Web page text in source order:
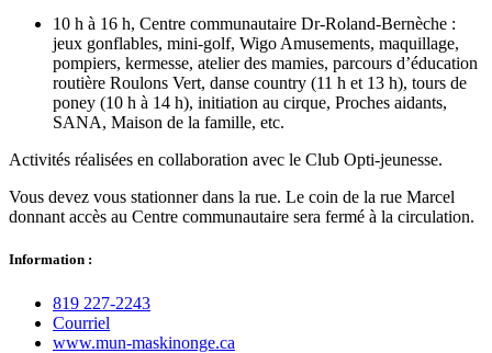
10 h à 16 h, Centre communautaire Dr-Roland-Bernèche :
jeux gonflables, mini-golf, Wigo Amusements, maquillage,
pompiers, kermesse, atelier des mamies, parcours d’éducation
routière Roulons Vert, danse country (11 h et 13 h), tours de
poney (10 h à 14 h), initiation au cirque, Proches aidants,
SANA, Maison de la famille, etc.
Activités réalisées en collaboration avec le Club Opti-jeunesse.
Vous devez vous stationner dans la rue. Le coin de la rue Marcel
donnant accès au Centre communautaire sera fermé à la circulation.
Information :
819 227‑2243
Courriel
www.mun‑maskinonge.ca